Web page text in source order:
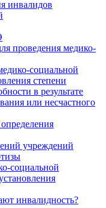
инвалидов
проведения медико-
социальной
степени
в результате
или несчастного
учреждений
социальной
инвалидность?